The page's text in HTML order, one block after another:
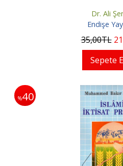
Dr. Ali
Endişe
35,00TL 21
Sepete
%40